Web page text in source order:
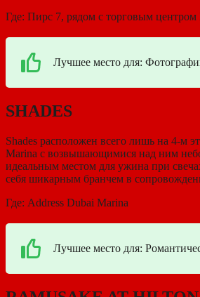
Где: Пирс 7, рядом с торговым
Лучшее место для:
SHADES
Shades расположен всего лишь на 4-м
Marina с возвышающимися над ним
идеальным местом для ужина при
себя шикарным бранчем в
Где: Address Dubai Marina
Лучшее место для: